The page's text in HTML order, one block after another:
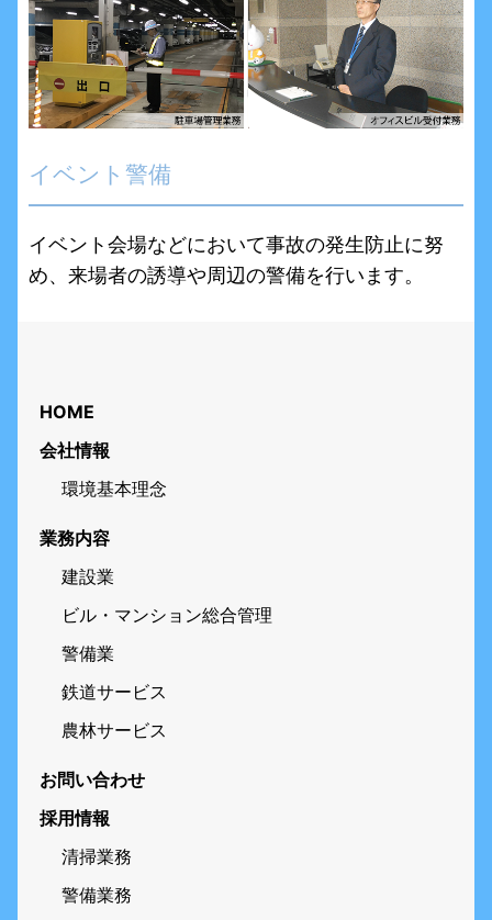
イベント警備
イベント会場などにおいて事故の発生防止に努
め、来場者の誘導や周辺の警備を行います。
HOME
会社情報
環境基本理念
業務内容
建設業
ビル・マンション総合管理
警備業
鉄道サービス
農林サービス
お問い合わせ
採用情報
清掃業務
警備業務